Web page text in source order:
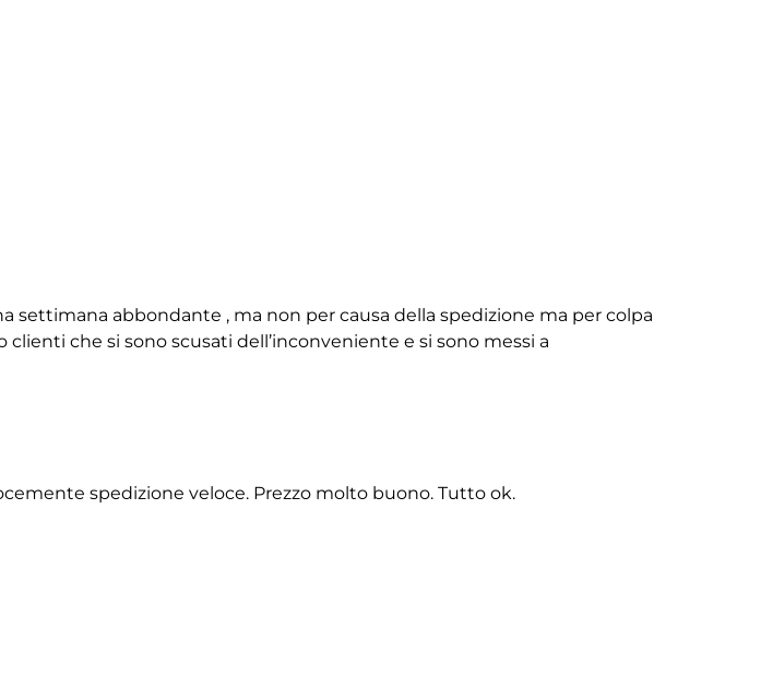
settimana abbondante , ma non per causa della spedizione ma per colpa
che si sono scusati dell’inconveniente e si sono messi a
spedizione veloce. Prezzo molto buono. Tutto ok.